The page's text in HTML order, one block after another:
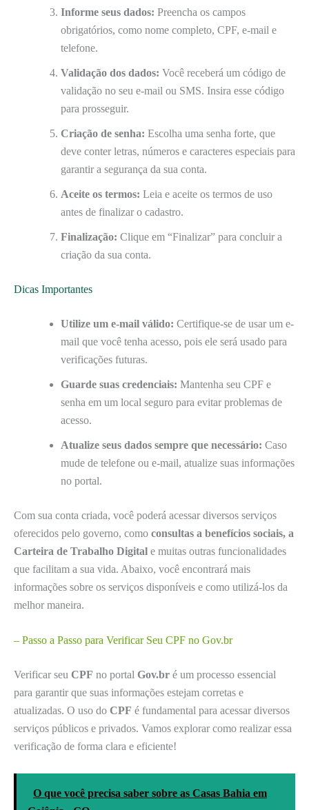
Informe seus dados: Preencha os campos
obrigatórios, como nome completo, CPF, e-mail e
telefone.
Validação dos dados: Você receberá um código de
validação no seu e-mail ou SMS. Insira esse código
para prosseguir.
Criação de senha: Escolha uma senha forte, que
deve conter letras, números e caracteres especiais para
garantir a segurança da sua conta.
Aceite os termos: Leia e aceite os termos de uso
antes de finalizar o cadastro.
Finalização: Clique em “Finalizar” para concluir a
criação da sua conta.
Dicas Importantes
Utilize um e-mail válido: Certifique-se de usar um e-
mail que você tenha acesso, pois ele será usado para
verificações futuras.
Guarde suas credenciais: Mantenha seu CPF e
senha em um local seguro para evitar problemas de
acesso.
Atualize seus dados sempre que necessário: Caso
mude de telefone ou e-mail, atualize suas informações
no portal.
Com sua conta criada, você poderá acessar diversos serviços
oferecidos pelo governo, como consultas a benefícios sociais, a
Carteira de Trabalho Digital e muitas outras funcionalidades
que facilitam a sua vida. Abaixo, você encontrará mais
informações sobre os serviços disponíveis e como utilizá-los da
melhor maneira.
– Passo a Passo para Verificar Seu CPF no Gov.br
Verificar seu CPF no portal Gov.br é um processo essencial
para garantir que suas informações estejam corretas e
atualizadas. O uso do CPF é fundamental para acessar diversos
serviços públicos e privados. Vamos explorar como realizar essa
verificação de forma clara e eficiente!
O que você precisa saber sobre as Casas Bahia em